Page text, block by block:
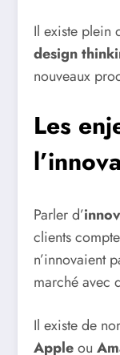
Il existe plein
design
nouveaux
Les
Parler d’
clients
n’innovaient
marché avec
Il existe de
Appleou